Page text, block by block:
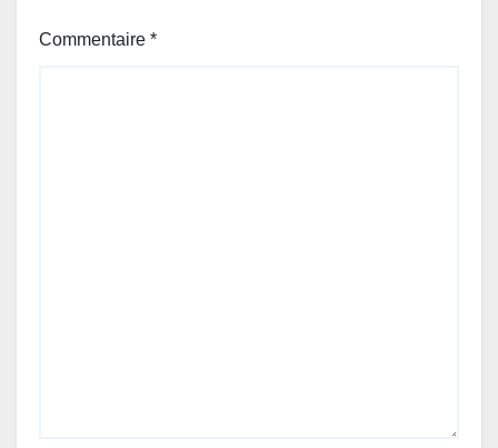
Commentaire *